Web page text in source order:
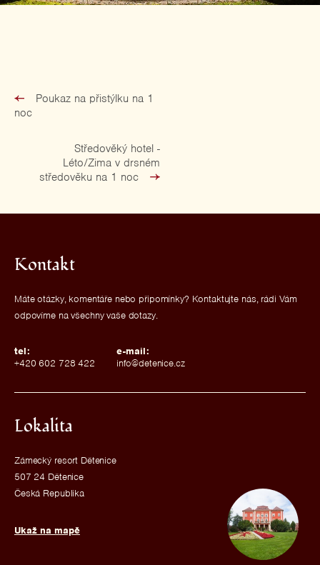
Poukaz na přistýlku na 1
noc
Středověký hotel -
Léto/Zima v drsném
středověku na 1 noc
Kontakt
Máte otázky, komentáře nebo připomínky? Kontaktujte nás, rádi Vám
odpovíme na všechny vaše dotazy.
tel:
+420 602 728 422
e-mail:
info@detenice.cz
Lokalita
Zámecký resort Dětenice
507 24 Dětenice
Česká Republika
Ukaž na mapě